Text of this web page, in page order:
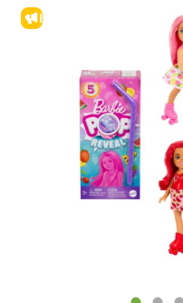
IŠPARDAVIMAS